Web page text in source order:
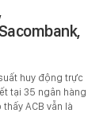
huy động trực
tại 35 ngân hàng
ACB vẫn là